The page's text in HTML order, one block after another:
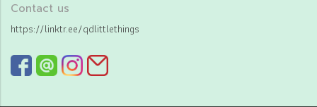
Contact us
https://linktr.ee/qdlittlethings